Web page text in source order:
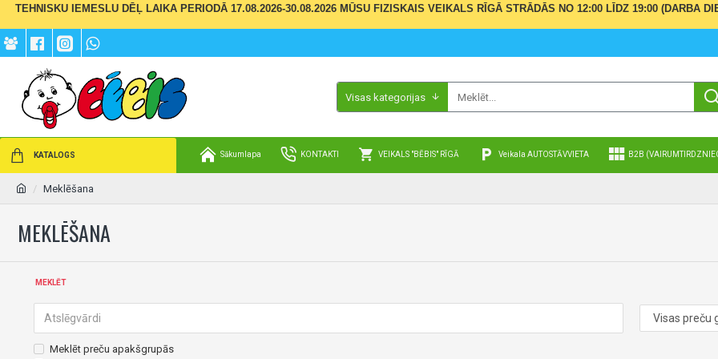
TEHNISKU IEMESLU DĒĻ LAIKA PERIODĀ 17.08.2026-30.08.2026 MŪSU FIZISKAIS VEIKALS RĪGĀ STRĀDĀS NO 12:00 LĪDZ 19:00 (DARBA
Visas kategorijas
KATALOGS Sākumlapa KONTAKTI VEIKALS "BĒBIS" RĪGĀ Veikala AUTOSTĀVVIETA B2B
Meklēšana
MEKLĒŠANA
MEKLĒT
Meklēt preču apakšgrupās